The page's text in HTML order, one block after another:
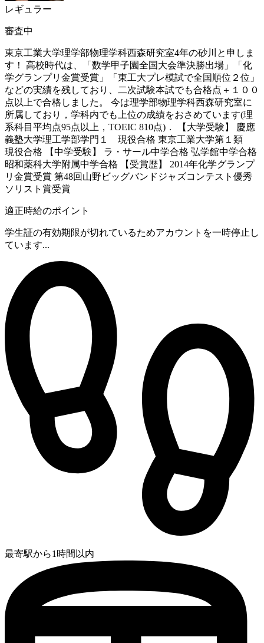
レギュラー
審査中
東京工業大学理学部物理学科西森研究室4年の砂川と申しま
す！ 高校時代は、「数学甲子園全国大会準決勝出場」「化
学グランプリ金賞受賞」「東工大プレ模試で全国順位２位」
などの実績を残しており、二次試験本試でも合格点＋１００
点以上で合格しました。 今は理学部物理学科西森研究室に
所属しており，学科内でも上位の成績をおさめています(理
系科目平均点95点以上，TOEIC 810点)． 【大学受験】 慶應
義塾大学理工学部学門１ 現役合格 東京工業大学第１類
現役合格 【中学受験】 ラ・サール中学合格 弘学館中学合格
昭和薬科大学附属中学合格 【受賞歴】 2014年化学グランプ
リ金賞受賞 第48回山野ビッグバンドジャズコンテスト優秀
ソリスト賞受賞
適正時給のポイント
学生証の有効期限が切れているためアカウントを一時停止し
ています...
最寄駅から1時間以内